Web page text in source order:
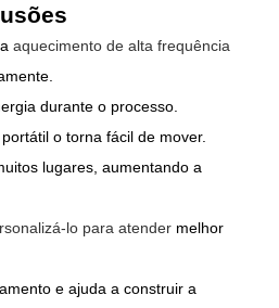
aquecimento de alta frequência
durante o processo.
o torna fácil de mover.
lugares, aumentando a
lo para atender melhor
e ajuda a construir a